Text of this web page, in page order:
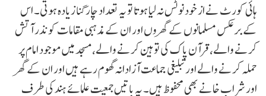
ہائی کورٹ نے از خود نوٹس نہ لیا ہوتا تو یہ تعداد چار گنا زیادہ ہوتی۔ اس
کے برعکس مسلمانوں کے گھروں اور ان کے مذہبی مقامات کو نذر آتش
کرنے والے، قرآن پاک کی توہین کرنے والے، مسجد میں موجود امام پر
حملہ کرنے والے اور تبلیغی جماعت آزادانہ گھوم رہے ہیں اور ان کے گھر
اور شراب خانے بھی محفوظ ہیں۔ یہ باتیں جمعیت علمائے ہند کی طرف